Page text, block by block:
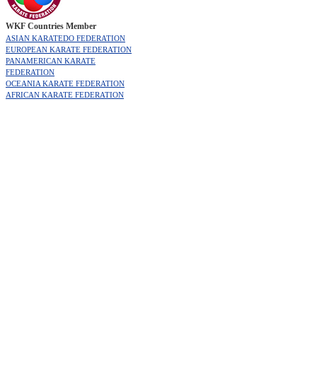
WKF Countries Member
ASIAN KARATEDO FEDERATION
EUROPEAN KARATE FEDERATION
PANAMERICAN KARATE
FEDERATION
OCEANIA KARATE FEDERATION
AFRICAN KARATE FEDERATION